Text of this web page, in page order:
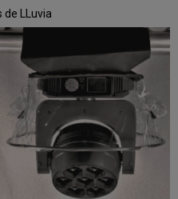
de LLuvia